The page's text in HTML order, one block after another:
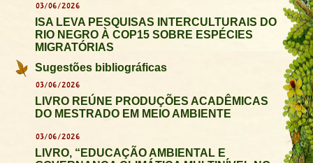
03/06/2026
ISA LEVA PESQUISAS INTERCULTURAIS DO
RIO NEGRO À COP15 SOBRE ESPÉCIES
MIGRATÓRIAS
Sugestões bibliográficas
03/06/2026
LIVRO REÚNE PRODUÇÕES ACADÊMICAS
DO MESTRADO EM MEIO AMBIENTE
03/06/2026
LIVRO, “EDUCAÇÃO AMBIENTAL E